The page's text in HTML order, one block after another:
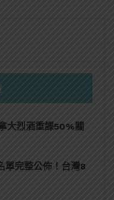
大烈酒重課50%關
單完整公佈！台灣8